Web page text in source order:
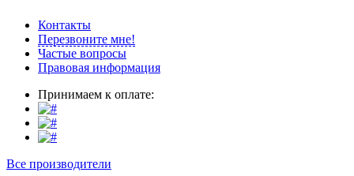
Контакты
Перезвоните мне!
Частые вопросы
Правовая информация
Принимаем к оплате:
Все производители